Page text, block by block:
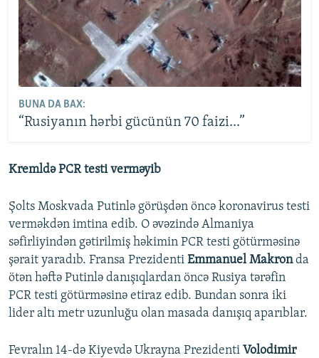
BUNA DA BAX:
“Rusiyanın hərbi gücünün 70 faizi...”
Kremldə PCR testi verməyib
Şolts Moskvada Putinlə görüşdən öncə koronavirus testi
verməkdən imtina edib. O əvəzində Almaniya
səfirliyindən gətirilmiş həkimin PCR testi götürməsinə
şərait yaradıb. Fransa Prezidenti Emmanuel Makronda
ötən həftə Putinlə danışıqlardan öncə Rusiya tərəfin
PCR testi götürməsinə etiraz edib. Bundan sonra iki
lider altı metr uzunluğu olan masada danışıq aparıblar.
Fevralın 14-də Kiyevdə Ukrayna Prezidenti Volodimir